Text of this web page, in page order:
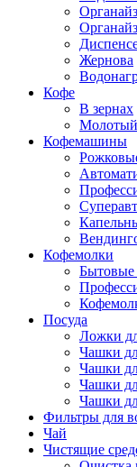
Жернова
Кофе
В зернах
Молотый
Кофемашины
Кофемолки
Бытовые
Посуда
Ложки
Чашки
Чашки
Чашки
Чашки
Фильтры для
Чай
Чистящие